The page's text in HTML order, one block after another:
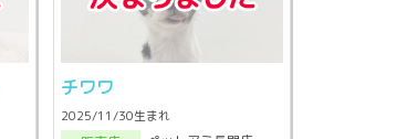
チワワ
2025/11/30生まれ